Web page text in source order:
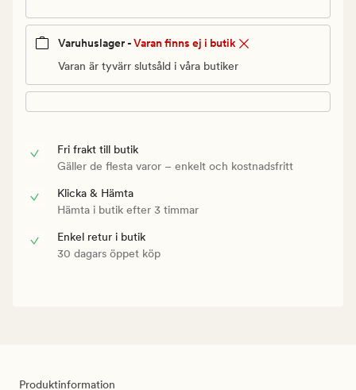
Varuhuslager -Varan finns ej i butik
Varan är tyvärr slutsåld i våra butiker
Fri frakt till butik
Gäller de flesta varor – enkelt och kostnadsfritt
Klicka & Hämta
Hämta i butik efter 3 timmar
Enkel retur i butik
30 dagars öppet köp
Produktinformation